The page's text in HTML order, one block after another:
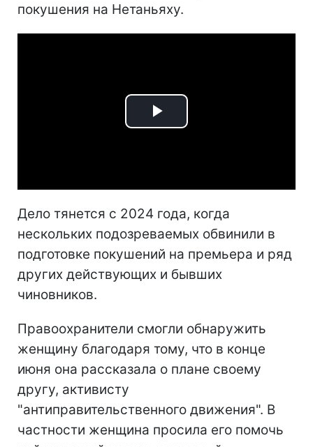
покушения на Нетаньяху.
Play
Дело тянется с 2024 года, когда
нескольких подозреваемых обвинили в
подготовке покушений на премьера и ряд
других действующих и бывших
чиновников.
Правоохранители смогли обнаружить
женщину благодаря тому, что в конце
июня она рассказала о плане своему
другу, активисту
"антиправительственного движения". В
частности женщина просила его помочь